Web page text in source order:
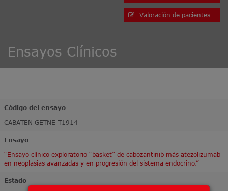
Valoración de pacientes
Ensayos Clínicos
Código del ensayo
CABATEN GETNE-T1914
Ensayo
“Ensayo clínico exploratorio “basket” de cabozantinib más atezolizumab
en neoplasias avanzadas y en progresión del sistema endocrino.”
Estado